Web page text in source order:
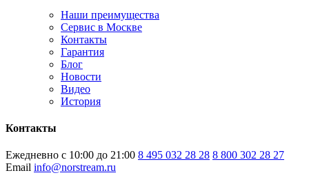
Наши преимущества
Сервис в Москве
Контакты
Гарантия
Блог
Новости
Видео
История
Контакты
Ежедневно с 10:00 до 21:00 8 495 032 28 28 8 800 302 28 27
Email info@norstream.ru